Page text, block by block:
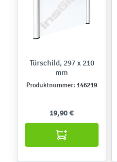
Türschild, 297 x 210
mm
Produktnummer: 146219
19,90 €